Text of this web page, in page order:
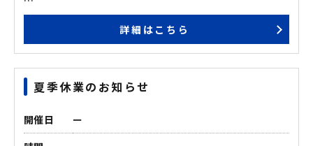
誠に勝手ながら2024年12月28日（土）～ 2025年1月4日
（土）までお休みを頂きます。
皆様には大変ご不便をおかけいたしますが、何卒ご理解の
詳細はこちら
夏季休業のお知らせ
開催日
ー